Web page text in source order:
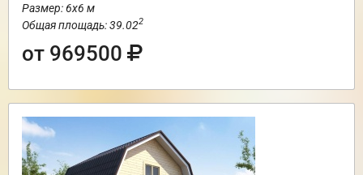
Размер: 6х6 м
Общая площадь: 39.022
от 969500